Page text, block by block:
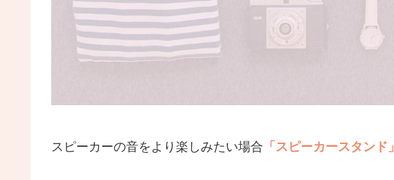
スピーカーの音をより楽しみたい場合 「スピーカースタンド」